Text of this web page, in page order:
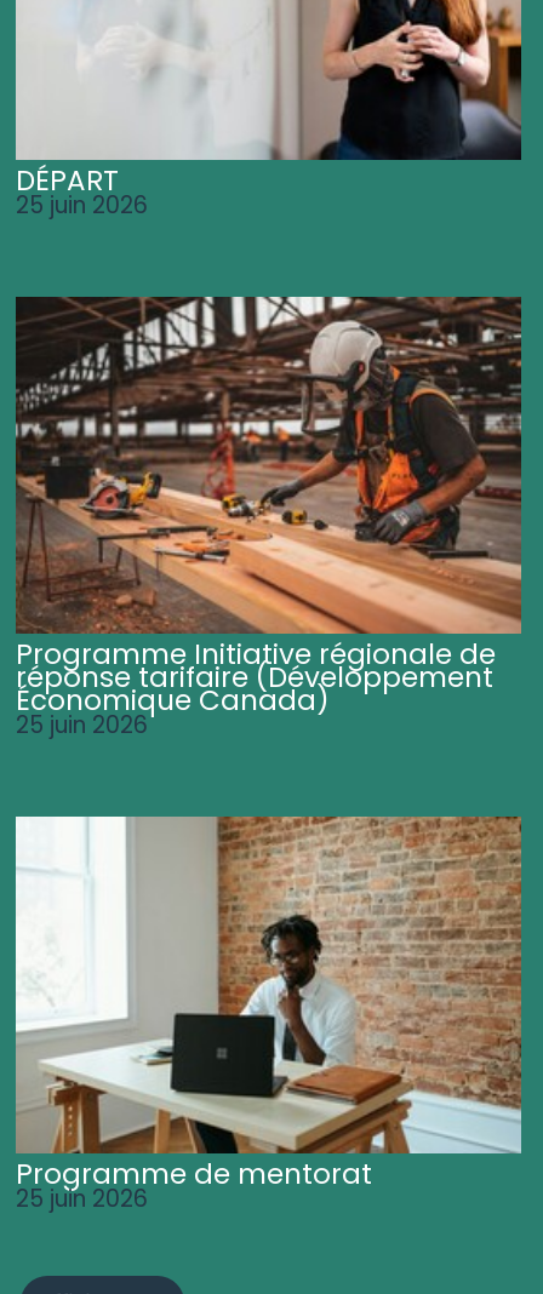
DÉPART
25 juin 2026
Programme Initiative régionale de
réponse tarifaire (Développement
Économique Canada)
25 juin 2026
Programme de mentorat
25 juin 2026